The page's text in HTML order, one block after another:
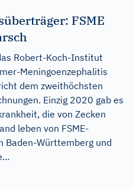
FSME
Robert-Koch-Institut
Meningoenzephalitis
dem zweithöchsten
Einzig 2020 gab es
die von Zecken
leben von FSME-
Baden-Württemberg und